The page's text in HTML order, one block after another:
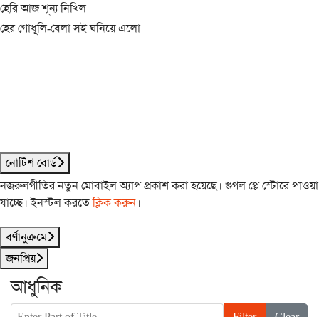
হেরি আজ শূন্য নিখিল
হের গোধূলি-বেলা সই ঘনিয়ে এলো
নোটিশ বোর্ড
নজরুলগীতির নতুন মোবাইল অ্যাপ প্রকাশ করা হয়েছে। গুগল প্লে স্টোরে পাওয়া
যাচ্ছে। ইনস্টল করতেক্লিক করুন।
বর্ণানুক্রমে
জনপ্রিয়
আধুনিক
Enter Part of Title